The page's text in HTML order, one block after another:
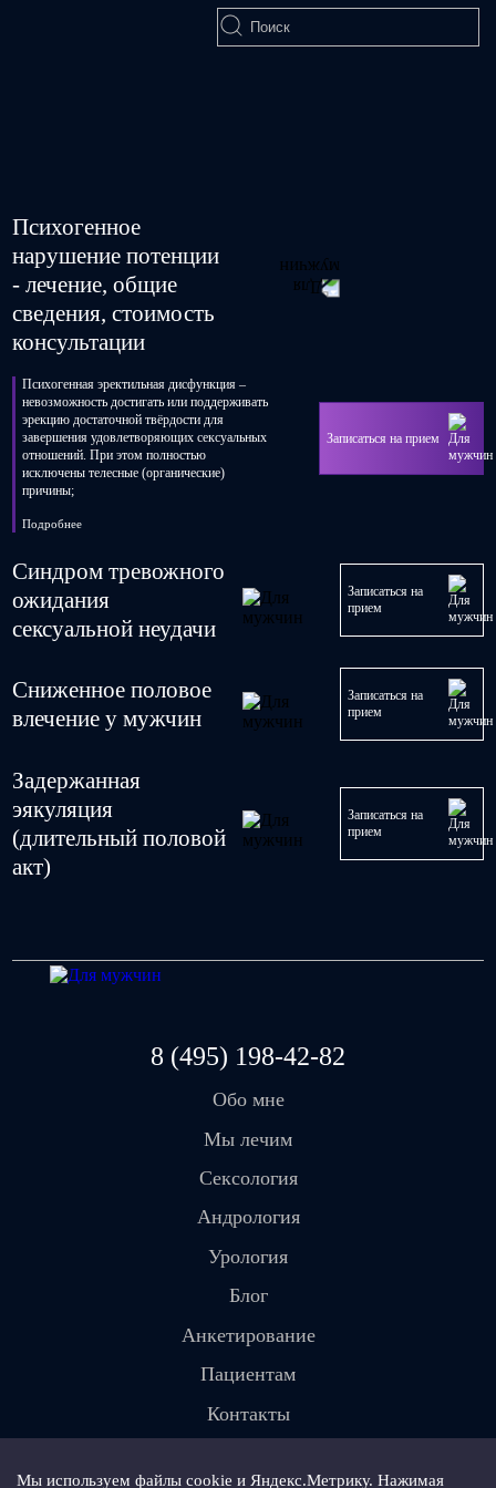
Андрология
Анкетирование
Пациентам
Психогенное
нарушение потенции
- лечение, общие
сведения, стоимость
консультации
Психогенная эректильная дисфункция –
невозможность достигать или поддерживать
эрекцию достаточной твёрдости для
завершения удовлетворяющих сексуальных
отношений. При этом полностью
исключены телесные (органические)
причины;
Записаться на прием
Подробнее
Синдром тревожного
ожидания
сексуальной неудачи
Записаться на
прием
Сниженное половое
влечение у мужчин
Записаться на
прием
Задержанная
эякуляция
(длительный половой
акт)
Записаться на
прием
8 (495) 198-42-82
Обо мне
Мы лечим
Сексология
Андрология
Урология
Блог
Анкетирование
Пациентам
Контакты
Мы используем файлы cookie и Яндекс.Метрику. Нажимая